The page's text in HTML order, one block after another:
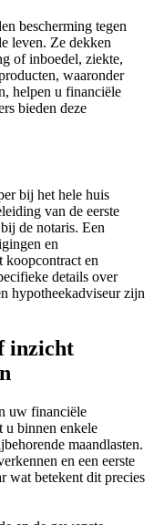
bescherming tegen
leven. Ze dekken
of inboedel, ziekte,
waaronder
helpen u financiële
bieden deze
bij het hele huis
van de eerste
de notaris. Een
en
koopcontract en
details over
hypotheekadviseur zijn
inzicht
uw financiële
u binnen enkele
maandlasten.
en een eerste
wat betekent dit precies